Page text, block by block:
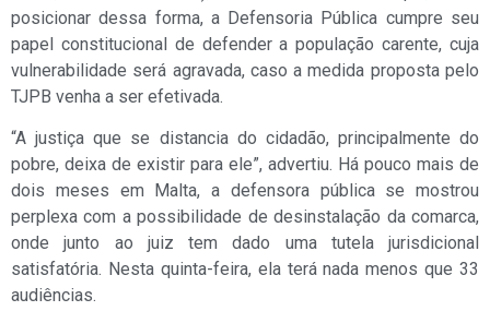
posicionar dessa forma, a Defensoria Pública cumpre seu
papel constitucional de defender a população carente, cuja
vulnerabilidade será agravada, caso a medida proposta pelo
TJPB venha a ser efetivada.
“A justiça que se distancia do cidadão, principalmente do
pobre, deixa de existir para ele”, advertiu. Há pouco mais de
dois meses em Malta, a defensora pública se mostrou
perplexa com a possibilidade de desinstalação da comarca,
onde junto ao juiz tem dado uma tutela jurisdicional
satisfatória. Nesta quinta-feira, ela terá nada menos que 33
audiências.